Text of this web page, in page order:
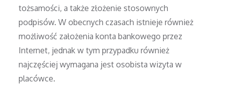
tożsamości, a także złożenie stosownych
podpisów. W obecnych czasach istnieje również
możliwość założenia konta bankowego przez
Internet, jednak w tym przypadku również
najczęściej wymagana jest osobista wizyta w
placówce.